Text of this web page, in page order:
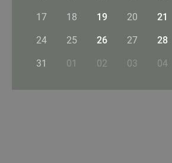
17 18 19 20 21
24 25 26 27 28
31 01 02 03 04